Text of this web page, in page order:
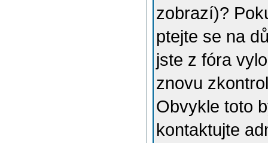
zobrazí)?
ptejte se na
jste z fóra
znovu
Obvykle toto
kontaktujte